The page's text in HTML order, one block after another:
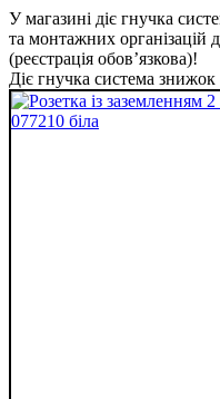
У магазині діє гнучка
та монтажних організацій
(реєстрація обов’язкова)!
Діє гнучка система знижок